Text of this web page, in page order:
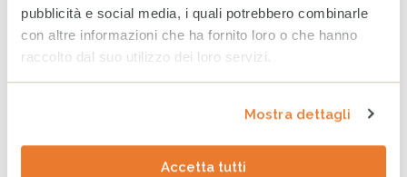
pubblicità e social media, i quali potrebbero combinarle
con altre informazioni che ha fornito loro o che hanno
raccolto dal suo utilizzo dei loro servizi.
Mostra dettagli
Accetta tutti
vita di minorenni e famiglie
fragili
24 GIUGNO 2026
Bilancio CESVI 2025. Il bene
fatto per bene.
23 GIUGNO 2026